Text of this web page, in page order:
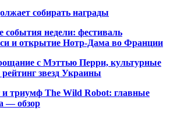
собирать награды
события недели: фестиваль
и открытие Нотр-Дама во Франции
с Мэттью Перри, культурные
звезд Украины
триумф The Wild Robot: главные
— обзор